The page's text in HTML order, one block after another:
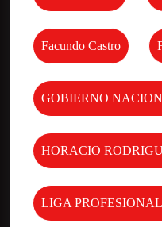
Facundo Castro
GOBIERNO
HORACIO
LIGA